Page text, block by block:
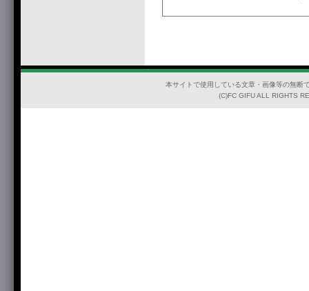
本サイトで使用している文章・画像等の無断
(C)FC GIFU ALL RIGHTS